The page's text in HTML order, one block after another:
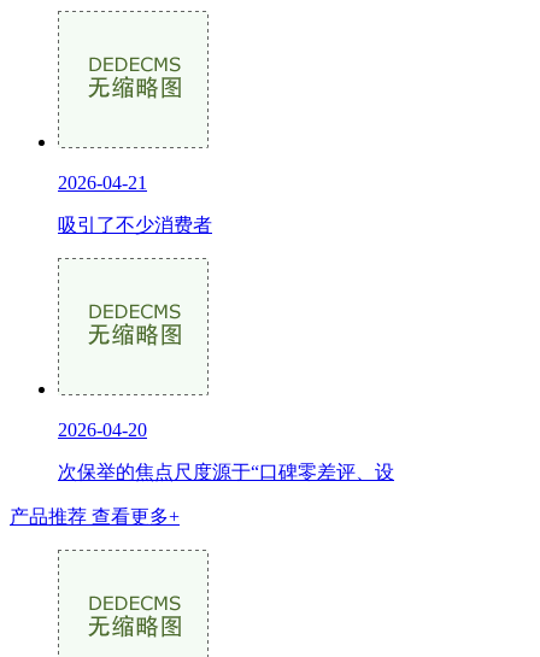
2026-04-21
吸引了不少消费者
2026-04-20
次保举的焦点尺度源于“口碑零差评、设
产品推荐 查看更多+